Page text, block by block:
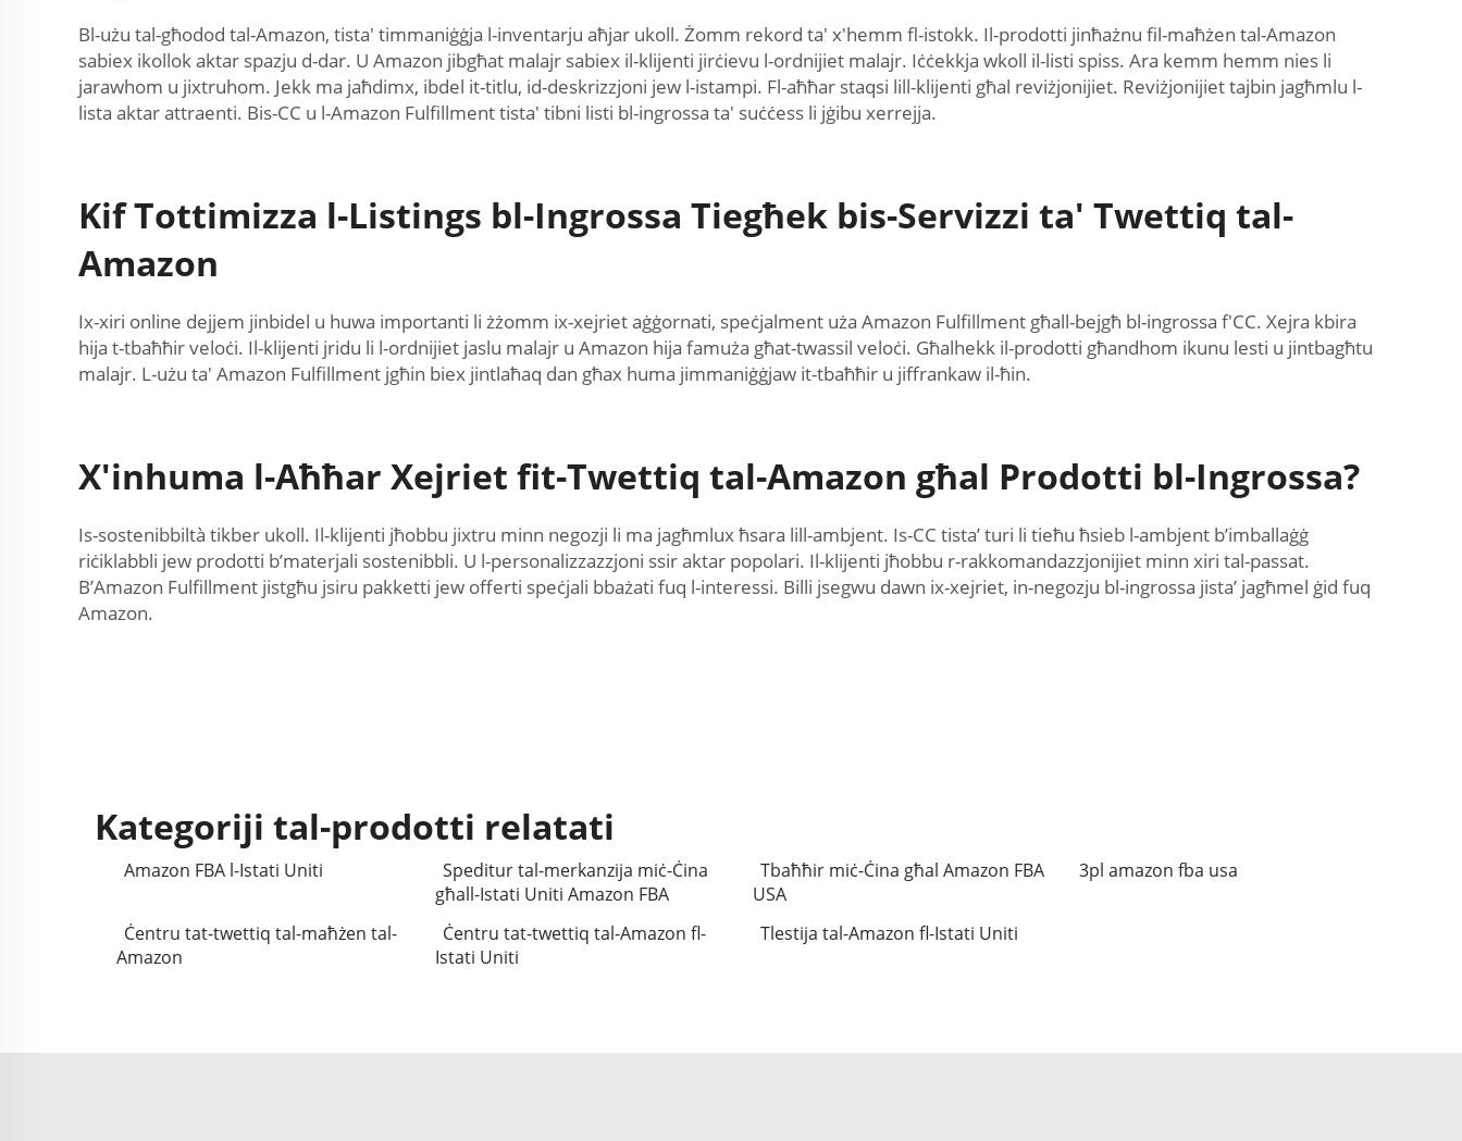
Bl-użu tal-għodod tal-Amazon, tista' timmaniġġja l-inventarju aħjar ukoll. Żomm rekord ta' x'hemm fl-istokk. Il-prodotti jinħażnu fil-maħżen tal-Amazon
sabiex ikollok aktar spazju d-dar. U Amazon jibgħat malajr sabiex il-klijenti jirċievu l-ordnijiet malajr. Iċċekkja wkoll il-listi spiss. Ara kemm hemm nies li
jarawhom u jixtruhom. Jekk ma jaħdimx, ibdel it-titlu, id-deskrizzjoni jew l-istampi. Fl-aħħar staqsi lill-klijenti għal reviżjonijiet. Reviżjonijiet tajbin jagħmlu l-
lista aktar attraenti. Bis-CC u l-Amazon Fulfillment tista' tibni listi bl-ingrossa ta' suċċess li jġibu xerrejja.
Kif Tottimizza l-Listings bl-Ingrossa Tiegħek bis-Servizzi ta' Twettiq tal-
Amazon
Ix-xiri online dejjem jinbidel u huwa importanti li żżomm ix-xejriet aġġornati, speċjalment uża Amazon Fulfillment għall-bejgħ bl-ingrossa f'CC. Xejra kbira
hija t-tbaħħir veloċi. Il-klijenti jridu li l-ordnijiet jaslu malajr u Amazon hija famuża għat-twassil veloċi. Għalhekk il-prodotti għandhom ikunu lesti u jintbagħtu
malajr. L-użu ta' Amazon Fulfillment jgħin biex jintlaħaq dan għax huma jimmaniġġjaw it-tbaħħir u jiffrankaw il-ħin.
X'inhuma l-Aħħar Xejriet fit-Twettiq tal-Amazon għal Prodotti bl-Ingrossa?
Is-sostenibbiltà tikber ukoll. Il-klijenti jħobbu jixtru minn negozji li ma jagħmlux ħsara lill-ambjent. Is-CC tista’ turi li tieħu ħsieb l-ambjent b’imballaġġ
riċiklabbli jew prodotti b’materjali sostenibbli. U l-personalizzazzjoni ssir aktar popolari. Il-klijenti jħobbu r-rakkomandazzjonijiet minn xiri tal-passat.
B’Amazon Fulfillment jistgħu jsiru pakketti jew offerti speċjali bbażati fuq l-interessi. Billi jsegwu dawn ix-xejriet, in-negozju bl-ingrossa jista’ jagħmel ġid fuq
Amazon.
Kategoriji tal-prodotti relatati
Amazon FBA l-Istati Uniti
Speditur tal-merkanzija miċ-Ċina
għall-Istati Uniti Amazon FBA
Tbaħħir miċ-Ċina għal Amazon FBA
USA
3pl amazon fba usa
Ċentru tat-twettiq tal-maħżen tal-
Amazon
Ċentru tat-twettiq tal-Amazon fl-
Istati Uniti
Tlestija tal-Amazon fl-Istati Uniti